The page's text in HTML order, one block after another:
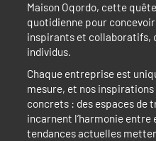
Maison Oqordo, cette
quotidienne pour
inspirants et collaboratifs,
individus.
Chaque entreprise est
mesure, et nos inspirations
concrets : des espaces de
incarnent l’harmonie
tendances actuelles